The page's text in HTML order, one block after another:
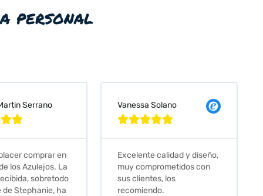
personal

calidad y diseño,
con
los
Judit Bonet Pardell

Que decir, si teneis que
comprar alguna baldosa
este és el sitio indicado! Yo
pedi una muestra y me